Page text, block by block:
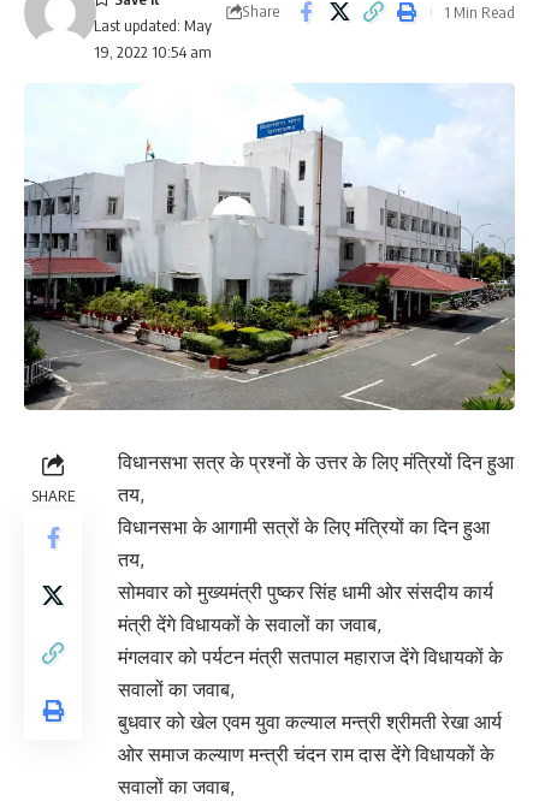
Last updated: May
19, 2022 10:54 am
Share 1 Min Read
SHARE
विधानसभा सत्र के प्रश्नों के उत्तर के लिए मंत्रियों दिन हुआ
तय,
विधानसभा के आगामी सत्रों के लिए मंत्रियों का दिन हुआ
तय,
सोमवार को मुख्यमंत्री पुष्कर सिंह धामी ओर संसदीय कार्य
मंत्री देंगे विधायकों के सवालों का जवाब,
मंगलवार को पर्यटन मंत्री सतपाल महाराज देंगे विधायकों के
सवालों का जवाब,
बुधवार को खेल एवम युवा कल्याल मन्त्री श्रीमती रेखा आर्य
ओर समाज कल्याण मन्त्री चंदन राम दास देंगे विधायकों के
सवालों का जवाब,